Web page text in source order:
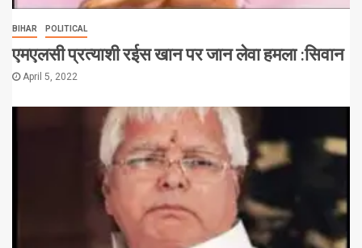
BIHAR POLITICAL
एमएलसी प्रत्याशी रईस खान पर जान लेवा हमला :सिवान
April 5, 2022